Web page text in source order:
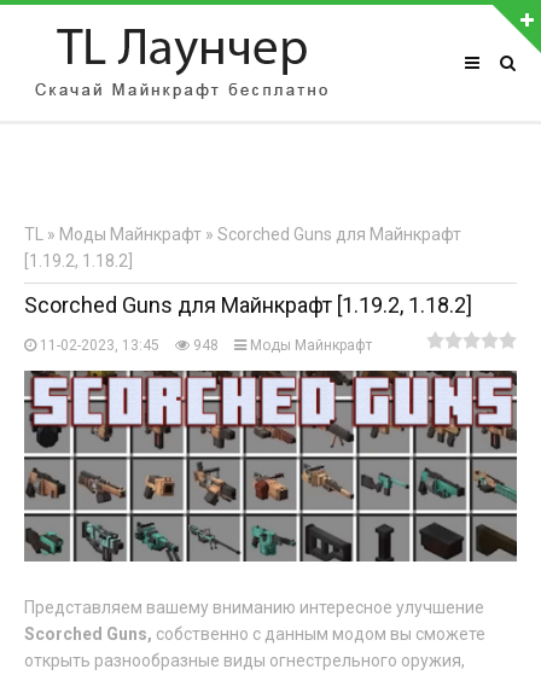
АВТОРИЗАЦИЯ НА САЙТЕ
Регистрация
TL » Моды Майнкрафт » Scorched Guns для Майнкрафт
[1.19.2, 1.18.2]
Scorched Guns для Майнкрафт [1.19.2, 1.18.2]
11-02-2023, 13:45 948 Моды Майнкрафт
Представляем вашему вниманию интересное улучшение
Scorched Guns, собственно с данным модом вы сможете
открыть разнообразные виды огнестрельного оружия,